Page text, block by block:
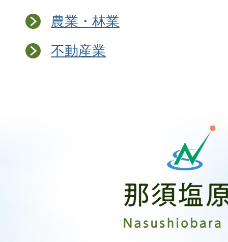
農業・林業
不動産業
原
市